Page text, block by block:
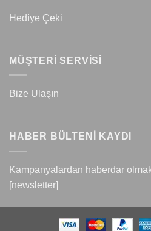
Hediye Çeki
MÜŞTERİ SERVİSİ
Bize Ulaşın
HABER BÜLTENİ KAYDI
Kampanyalardan haberdar
[newsletter]